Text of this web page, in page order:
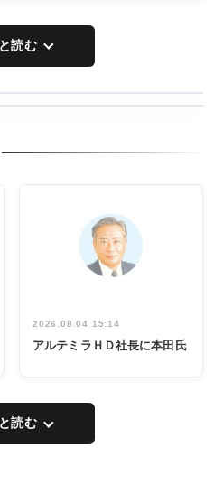
読む
2026.08.04 15:14
アルテミラＨＤ社長に本田氏
読む